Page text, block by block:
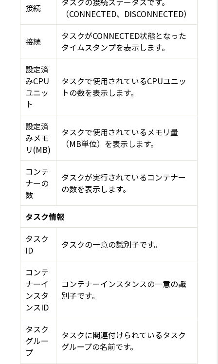
接続
（CONNECTED、DISCONNECTED）
接続
タスクがCONNECTED状態となった
タイムスタンプを表示します。
設定済
みCPU
ユニッ
ト
タスクで使用されているCPUユニッ
トの数を表示します。
設定済
みメモ
リ(MB)
タスクで使用されているメモリ量
（MB単位）を表示します。
コンテ
ナーの
数
タスクが実行されているコンテナー
の数を表示します。
タスク情報
タスク
ID
タスクの一意の識別子です。
コンテ
ナーイ
ンスタ
ンスID
コンテナーインスタンスの一意の識
別子です。
タスク
グルー
プ
タスクに関連付けられているタスク
グループの名前です。